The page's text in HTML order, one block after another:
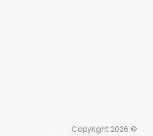
Copyright 2026 ©